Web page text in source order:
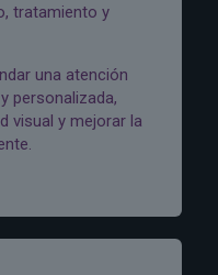
tratamiento y
una atención
personalizada,
visual y mejorar la